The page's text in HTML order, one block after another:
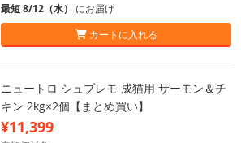
最短 8/12（水） にお届け
カートに入れる
ニュートロ シュプレモ 成猫用 サーモン＆チ
キン 2kg×2個【まとめ買い】
¥11,399